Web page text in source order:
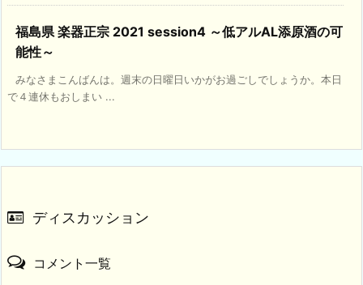
福島県 楽器正宗 2021 session4 ～低アルAL添原酒の可
能性～
みなさまこんばんは。週末の日曜日いかがお過ごしでしょうか。本日
で４連休もおしまい ...
ディスカッション
コメント一覧